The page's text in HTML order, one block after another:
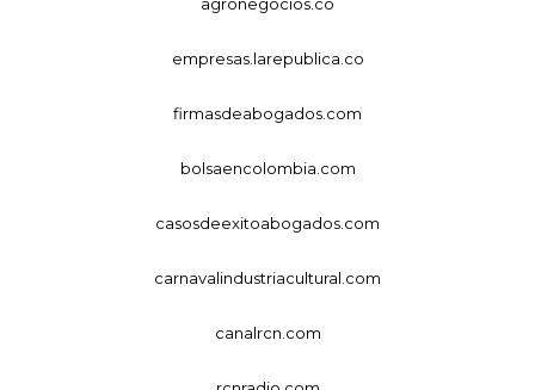
empresas.larepublica.co
firmasdeabogados.com
bolsaencolombia.com
casosdeexitoabogados.com
carnavalindustriacultural.com
canalrcn.com